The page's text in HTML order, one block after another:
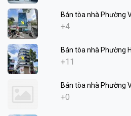
Bán tòa nhà Phường
+4
Bán tòa nhà Phường
+11
Bán tòa nhà Phường
+0